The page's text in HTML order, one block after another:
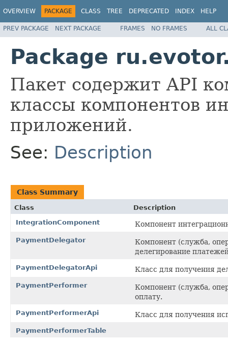
OVERVIEW PACKAGE CLASS TREE DEPRECATED INDEX HELP
PREV PACKAGE NEXT PACKAGE FRAMES NO FRAMES ALL
Package
Пакет содержит API
классы компонентов
приложений.
See: Description
Class Summary
Class
Description
IntegrationComponent
Компонент
PaymentDelegator
Компонент (служба,
делегирование
PaymentDelegatorApi Класс для получения
PaymentPerformer
Компонент (служба,
оплату.
PaymentPerformerApi Класс для получения
PaymentPerformerTable